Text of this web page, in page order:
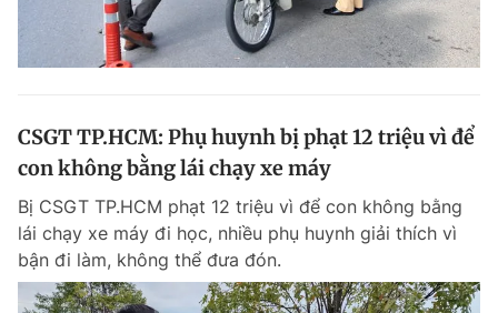
CSGT TP.HCM: Phụ huynh bị phạt 12 triệu vì để
con không bằng lái chạy xe máy
Bị CSGT TP.HCM phạt 12 triệu vì để con không bằng
lái chạy xe máy đi học, nhiều phụ huynh giải thích vì
bận đi làm, không thể đưa đón.